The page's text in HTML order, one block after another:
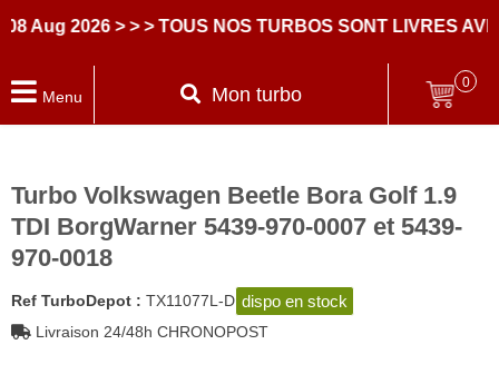
2026 > > > TOUS NOS TURBOS SONT LIVRES AVEC
Menu Mon turbo
0
Turbo Volkswagen Beetle Bora Golf 1.9
TDI BorgWarner 5439-970-0007 et 5439-
970-0018
Ref TurboDepot : TX11077L-D dispo en stock
Livraison 24/48h CHRONOPOST